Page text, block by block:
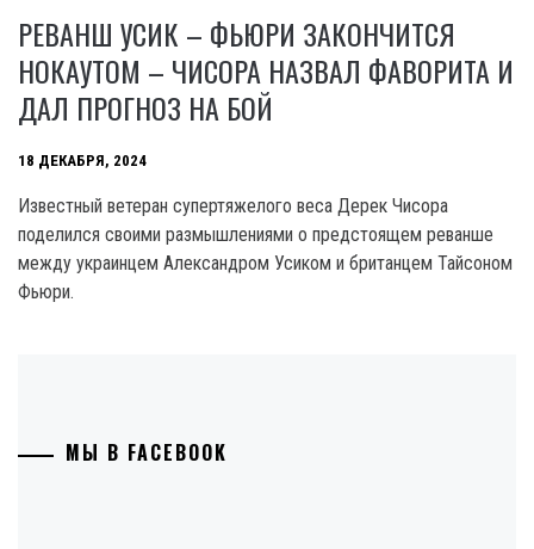
РЕВАНШ УСИК – ФЬЮРИ ЗАКОНЧИТСЯ
НОКАУТОМ – ЧИСОРА НАЗВАЛ ФАВОРИТА И
ДАЛ ПРОГНОЗ НА БОЙ
18 ДЕКАБРЯ, 2024
Известный ветеран супертяжелого веса Дерек Чисора
поделился своими размышлениями о предстоящем реванше
между украинцем Александром Усиком и британцем Тайсоном
Фьюри.
МЫ В FACEBOOK